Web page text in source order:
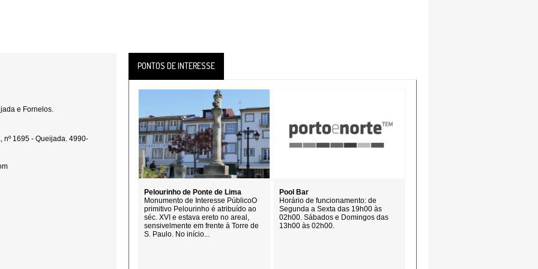
e Fornelos.
nº 1695 - Queijada. 4990-
PONTOS DE INTERESSE
Pelourinho de Ponte de Lima
Monumento de Interesse PúblicoO
primitivo Pelourinho é atribuído ao
séc. XVI e estava ereto no areal,
sensivelmente em frente à Torre de
S. Paulo. No início...
Pool Bar
Horário de funcionamento: de
Segunda a Sexta das 19h00 às
02h00. Sábados e Domingos das
13h00 às 02h00.